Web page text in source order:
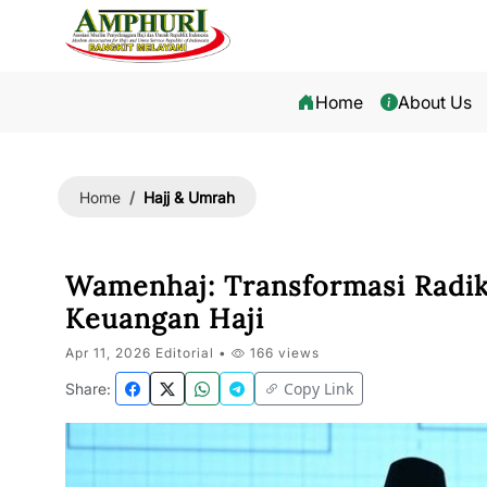
Home About Us
Home Hajj & Umrah
Wamenhaj: Transformasi
Keuangan Haji
Apr 11, 2026 Editorial • 166 views
Share: Copy Link